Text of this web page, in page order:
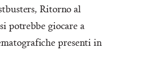
Ritorno al
potrebbe giocare a
presenti in